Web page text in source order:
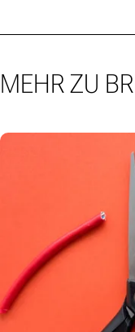
MEHR ZU